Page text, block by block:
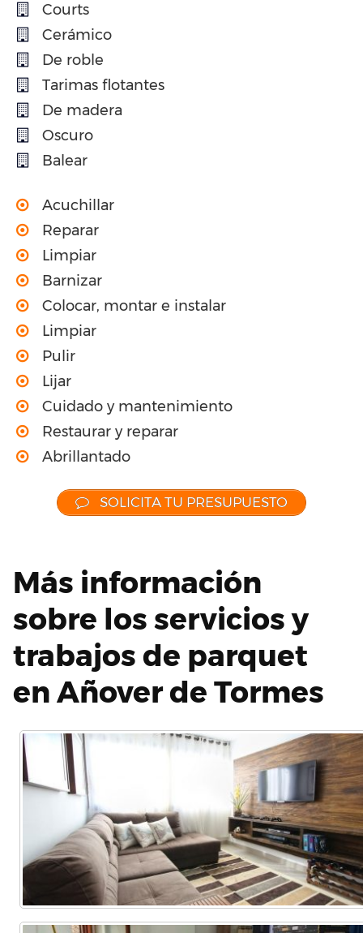
Courts
Cerámico
De roble
Tarimas flotantes
De madera
Oscuro
Balear
Acuchillar
Reparar
Limpiar
Barnizar
Colocar, montar e instalar
Limpiar
Pulir
Lijar
Cuidado y mantenimiento
Restaurar y reparar
Abrillantado
SOLICITA TU PRESUPUESTO
Más información
sobre los servicios y
trabajos de parquet
en Añover de Tormes